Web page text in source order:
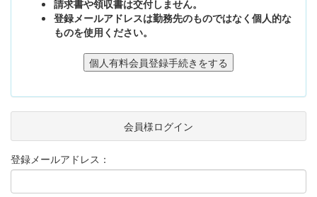
請求書や領収書は交付しません。
登録メールアドレスは勤務先のものではなく個人的な
ものを使用ください。
会員様ログイン
登録メールアドレス：